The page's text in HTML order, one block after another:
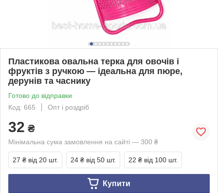
Пластикова овальна терка для овочів і
фруктів з ручкою — ідеальна для пюре,
дерунів та часнику
Готово до відправки
Код: 665
Опт і роздріб
32 ₴
Мінімальна сума замовлення на сайті — 300 ₴
27 ₴ від 20 шт. 24 ₴ від 50 шт. 22 ₴ від 100 шт.
Купити